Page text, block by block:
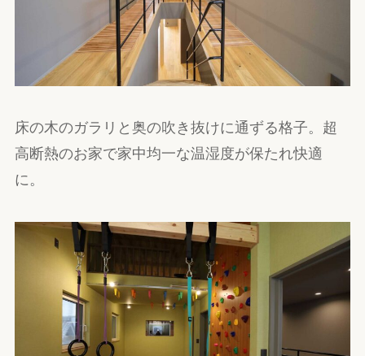
床の木のガラリと奥の吹き抜けに通ずる格子。超
高断熱のお家で家中均一な温湿度が保たれ快適
に。